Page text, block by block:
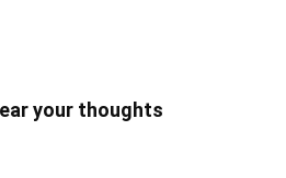
your thoughts